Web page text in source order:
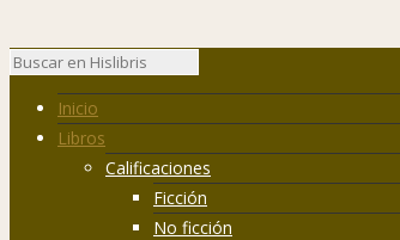
Inicio
Libros
Calificaciones
Ficción
No ficción